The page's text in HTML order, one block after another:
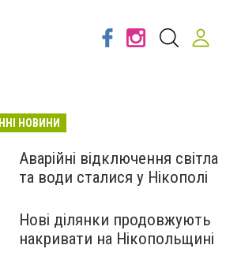
НОВИНИ
Аварійні відключення світла
та води сталися у Нікополі
Нові ділянки продовжують
накривати на Нікопольщині